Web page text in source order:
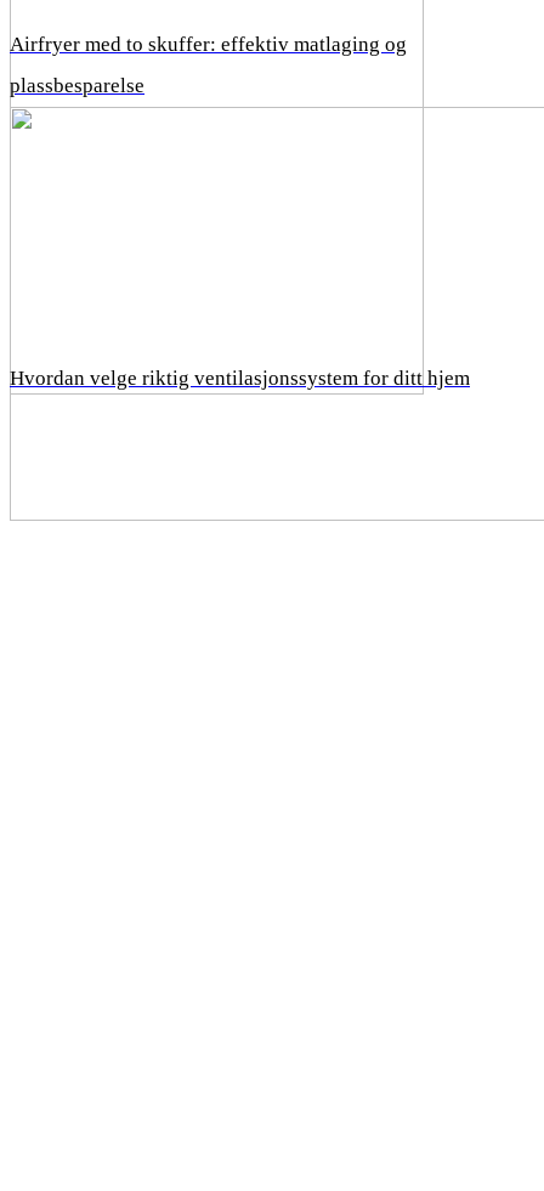
Airfryer med to skuffer: effektiv matlaging og
plassbesparelse
Hvordan velge riktig ventilasjonssystem for ditt hjem